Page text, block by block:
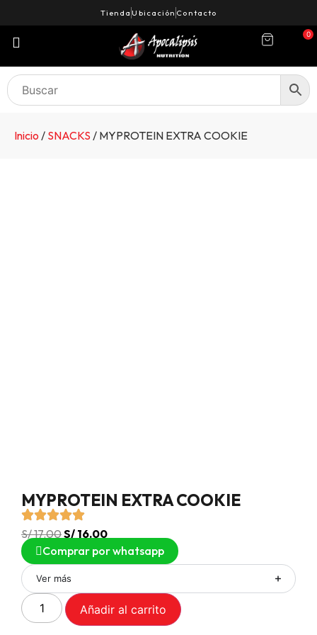
Tienda Ubicación Contacto
0
Inicio / SNACKS / MYPROTEIN EXTRA COOKIE
MYPROTEIN EXTRA COOKIE
S/17.00S/ 16.00
Comprar por whatsapp
Ver más
Añadir al carrito